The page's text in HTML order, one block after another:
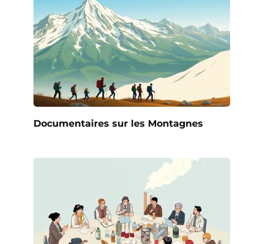
Documentaires sur les Montagnes